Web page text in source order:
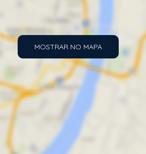
MOSTRAR NO MAPA